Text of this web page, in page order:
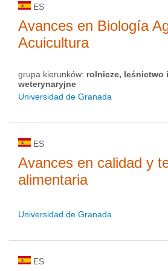
ES
Avances en Biología
Acuicultura
grupa kierunków: rolnicze, leśnictwo
weterynaryjne
Universidad de Granada
ES
Avances en calidad y
alimentaria
Universidad de Granada
ES